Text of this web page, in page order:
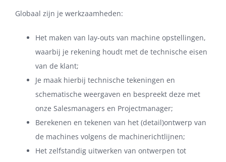
Globaal zijn je werkzaamheden:
Het maken van lay-outs van machine opstellingen,
waarbij je rekening houdt met de technische eisen
van de klant;
Je maak hierbij technische tekeningen en
schematische weergaven en bespreekt deze met
onze Salesmanagers en Projectmanager;
Berekenen en tekenen van het (detail)ontwerp van
de machines volgens de machinerichtlijnen;
Het zelfstandig uitwerken van ontwerpen tot